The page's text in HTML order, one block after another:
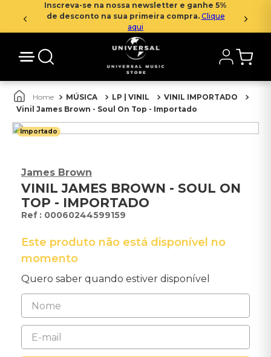
Inscreva-se na nossa newsletter e ganhe 5%
de desconto na sua primeira compra. Clique
aqui
MÚSICA LP | VINIL
VINIL IMPORTADO
Vinil James Brown - Soul On Top - Importado
Importado
James Brown
VINIL JAMES BROWN - SOUL ON
TOP - IMPORTADO
: 00060244599159
Este produto não está disponível no
momento
Quero saber quando estiver disponível